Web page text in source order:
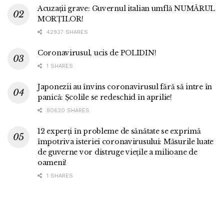
Acuzații grave: Guvernul italian umflă NUMĂRUL
MORȚILOR!
42937 SHARES
Coronavirusul, ucis de POLIDIN!
1 SHARES
Japonezii au învins coronavirusul fără să intre în
panică: Școlile se redeschid în aprilie!
80620 SHARES
12 experți în probleme de sănătate se exprimă
împotriva isteriei coronavirusului: Măsurile luate
de guverne vor distruge viețile a milioane de
oameni!
1 SHARES